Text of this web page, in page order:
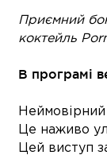
Приємний
коктейль
В програмі
Це наживо
Цей виступ